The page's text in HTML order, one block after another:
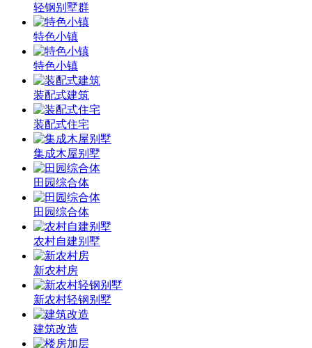
轻钢别墅群
特色小镇
特色小镇
装配式建筑
装配式住宅
集成木屋别墅
田园综合体
田园综合体
农村自建别墅
新农村房
新农村轻钢别墅
建筑改造